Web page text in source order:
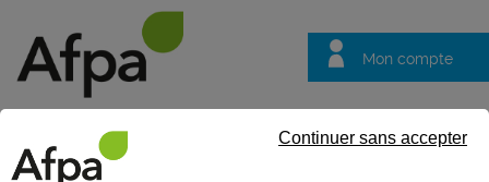
Mon compte
questions
Continuer sans accepter